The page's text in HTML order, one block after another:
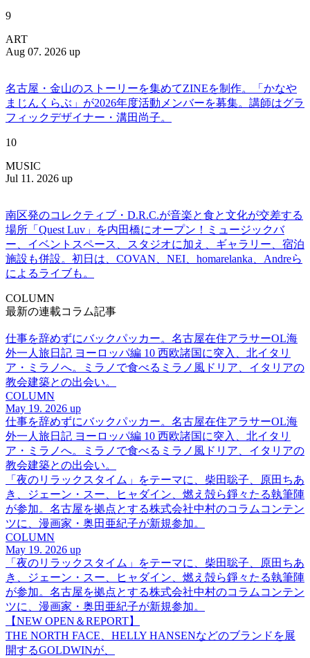
9
ART
Aug 07. 2026 up
名古屋・金山のストーリーを集めてZINEを制作。「かなや
まじんくらぶ」が2026年度活動メンバーを募集。講師はグラ
フィックデザイナー・溝田尚子。
10
MUSIC
Jul 11. 2026 up
南区発のコレクティブ・D.R.C.が⾳楽と⾷と⽂化が交差する
場所「Quest Luv」を内田橋にオープン！ミュージックバ
ー、イベントスペース、スタジオに加え、ギャラリー、宿泊
施設も併設。初日は、COVAN、NEI、homarelanka、Andreら
によるライブも。
COLUMN
最新の連載コラム記事
仕事を辞めずにバックパッカー。名古屋在住アラサーOL海
外一人旅日記 ヨーロッパ編 10 西欧諸国に突入、北イタリ
ア・ミラノへ。ミラノで食べるミラノ風ドリア、イタリアの
教会建築との出会い。
COLUMN
May 19. 2026 up
仕事を辞めずにバックパッカー。名古屋在住アラサーOL海
外一人旅日記 ヨーロッパ編 10 西欧諸国に突入、北イタリ
ア・ミラノへ。ミラノで食べるミラノ風ドリア、イタリアの
教会建築との出会い。
「夜のリラックスタイム」をテーマに、柴田聡子、原田ちあ
き、ジェーン・スー、ヒャダイン、燃え殻ら錚々たる執筆陣
が参加。名古屋を拠点とする株式会社中村のコラムコンテン
ツに、漫画家・奥田亜紀子が新規参加。
COLUMN
May 19. 2026 up
「夜のリラックスタイム」をテーマに、柴田聡子、原田ちあ
き、ジェーン・スー、ヒャダイン、燃え殻ら錚々たる執筆陣
が参加。名古屋を拠点とする株式会社中村のコラムコンテン
ツに、漫画家・奥田亜紀子が新規参加。
【NEW OPEN＆REPORT】
THE NORTH FACE、HELLY HANSENなどのブランドを展
開するGOLDWINが、